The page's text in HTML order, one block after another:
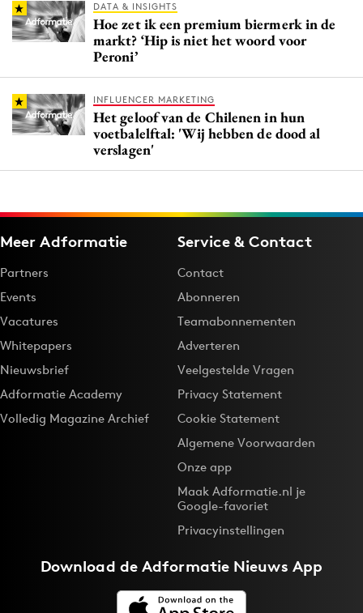
DATA & INSIGHTS
Hoe zet ik een premium biermerk in de
markt? ‘Hip is niet het woord voor
Peroni’
INFLUENCER MARKETING
Het geloof van de Chilenen in hun
voetbalelftal: 'Wij hebben de dood al
verslagen'
Meer Adformatie
Partners
Events
Vacatures
Whitepapers
Nieuwsbrief
Adformatie Academy
Volledig Magazine Archief
Service & Contact
Contact
Abonneren
Teamabonnementen
Adverteren
Veelgestelde Vragen
Privacy Statement
Cookie Statement
Algemene Voorwaarden
Onze app
Maak Adformatie.nl je
Google-favoriet
Privacyinstellingen
Download deAdformatie Nieuws App